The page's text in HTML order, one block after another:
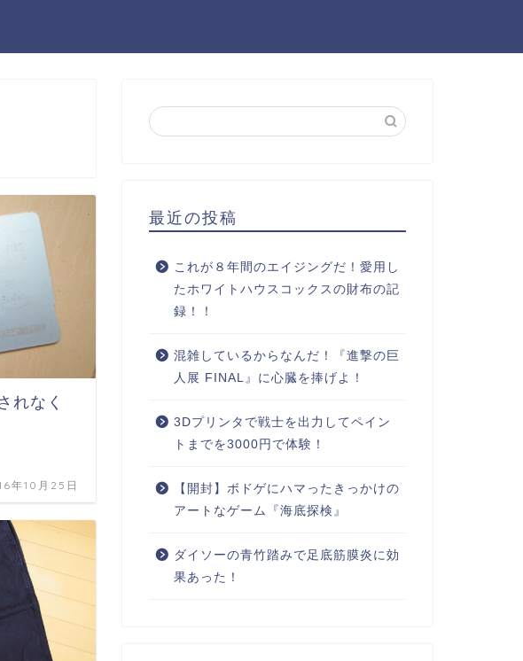
れなく
年10月25日
最近の投稿
これが８年間のエイジングだ！愛用し
たホワイトハウスコックスの財布の記
録！！
混雑しているからなんだ！『進撃の巨
人展 FINAL』に心臓を捧げよ！
3Dプリンタで戦士を出力してペイン
トまでを3000円で体験！
【開封】ボドゲにハマったきっかけの
アートなゲーム『海底探検』
ダイソーの青竹踏みで足底筋膜炎に効
果あった！